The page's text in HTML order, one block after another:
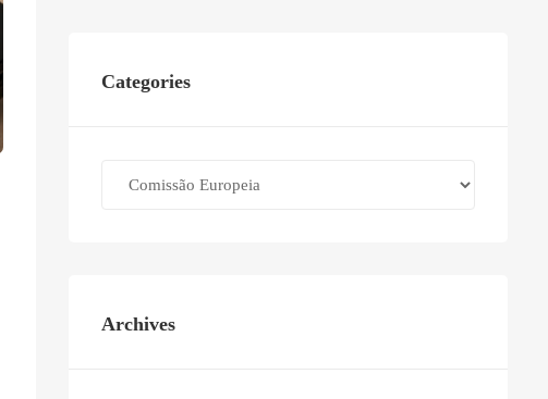
Categories
Archives